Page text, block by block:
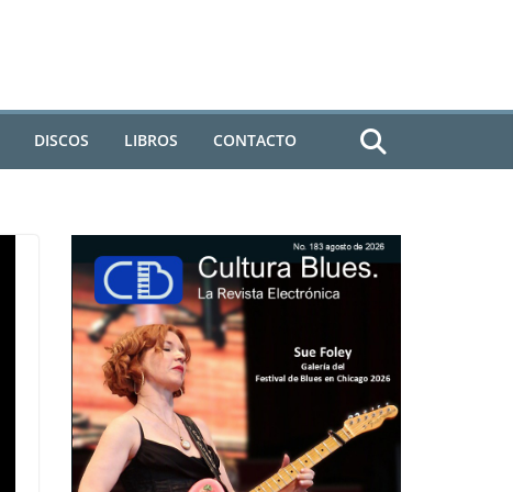
DISCOS LIBROS CONTACTO